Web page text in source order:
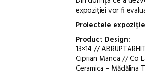
expoziției vor fi
Proiectele
Product Design:
13×14 //
Ciprian Manda // Co
Ceramica –